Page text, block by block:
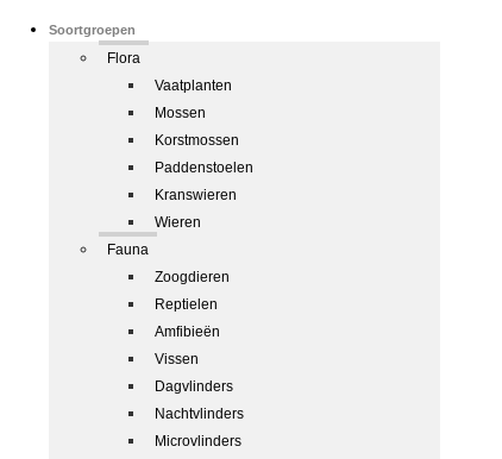
Soortgroepen
Flora
Vaatplanten
Mossen
Korstmossen
Paddenstoelen
Kranswieren
Wieren
Fauna
Zoogdieren
Reptielen
Amfibieën
Vissen
Dagvlinders
Nachtvlinders
Microvlinders